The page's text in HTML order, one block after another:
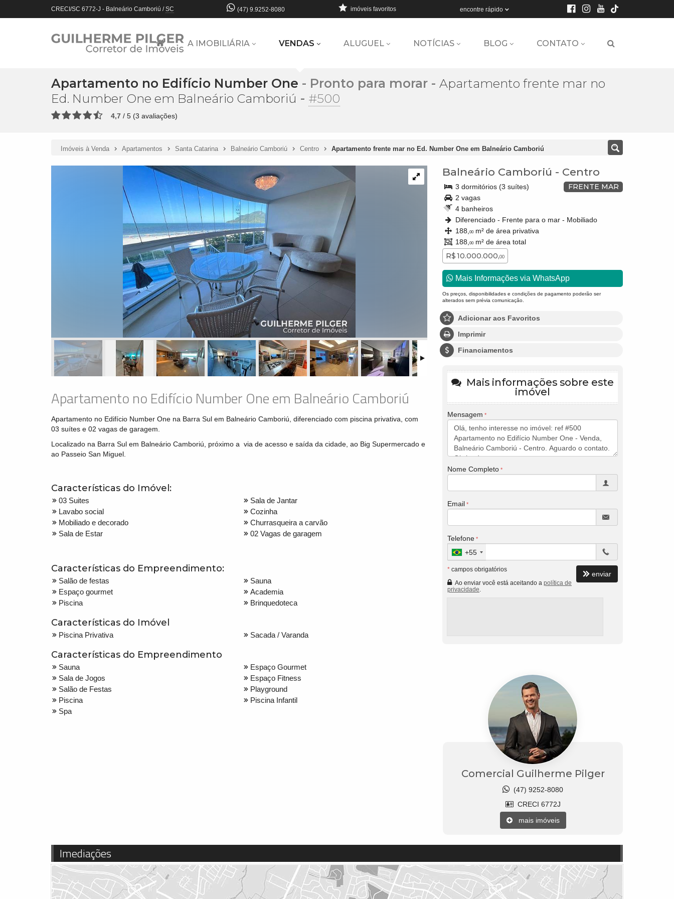
CRECI/SC 6772-J - Balneário Camboriú /SC (47) 9.9252-8080 encontre rápido
imóveis favoritos
A IMOBILIÁRIA VENDAS ALUGUEL NOTÍCIAS BLOG CONTATO
Apartamento no Edifício Number One - Pronto para morar - Apartamento frente mar no
Ed. Number One em Balneário Camboriú - #500
4,7 / 5 (3 avaliações)
Imóveis à Venda Apartamentos Santa Catarina Balneário Camboriú Centro Apartamento frente mar no Ed. Number One em Balneário Camboriú
Apartamento no Edifício Number One em Balneário Camboriú
Apartamento no Edifício Number One na Barra Sul em Balneário Camboriú, diferenciado com piscina privativa, com
03 suítes e 02 vagas de garagem.
Localizado na Barra Sul em Balneário Camboriú, próximo a via de acesso e saída da cidade, ao Big Supermercado e
ao Passeio San Miguel.
Características do Imóvel:
03 Suites
Lavabo social
Mobiliado e decorado
Sala de Estar
Sala de Jantar
Cozinha
Churrasqueira a carvão
02 Vagas de garagem
Características do Empreendimento:
Salão de festas
Espaço gourmet
Piscina
Sauna
Academia
Brinquedoteca
Características do Imóvel
Piscina Privativa Sacada / Varanda
Características do Empreendimento
Sauna
Sala de Jogos
Salão de Festas
Piscina
Spa
Espaço Gourmet
Espaço Fitness
Playground
Piscina Infantil
Balneário Camboriú - Centro
FRENTE MAR
3 dormitórios (3 suítes)
2 vagas
4 banheiros
Diferenciado - Frente para o mar - Mobiliado
188, 00m² de área privativa
188, 00m² de área total
R$ 10.000.000,00
Mais Informações via WhatsApp
Os preços, disponibilidades e condições de pagamento poderão ser
alterados sem prévia comunicação.
Adicionar aos Favoritos
Imprimir
Financiamentos
Mais informações sobre este
imóvel
Mensagem
Nome Completo
Email
Telefone
+55
* campos obrigatórios
Ao enviar você está aceitando a política de
privacidade
enviar
Comercial Guilherme Pilger
(47) 9252-8080
CRECI 6772J
mais imóveis
Imediações